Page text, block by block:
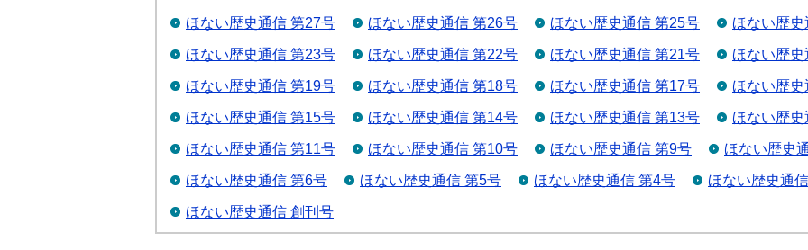
ほない歴史通信 第27号 ほない歴史通信 第26号 ほない歴史通信 第25号 ほない歴
ほない歴史通信 第23号 ほない歴史通信 第22号 ほない歴史通信 第21号 ほない歴
ほない歴史通信 第19号 ほない歴史通信 第18号 ほない歴史通信 第17号 ほない歴
ほない歴史通信 第15号 ほない歴史通信 第14号 ほない歴史通信 第13号 ほない歴
ほない歴史通信 第11号 ほない歴史通信 第10号 ほない歴史通信 第9号 ほない歴史
ほない歴史通信 第6号 ほない歴史通信 第5号 ほない歴史通信 第4号 ほない歴史通
ほない歴史通信 創刊号